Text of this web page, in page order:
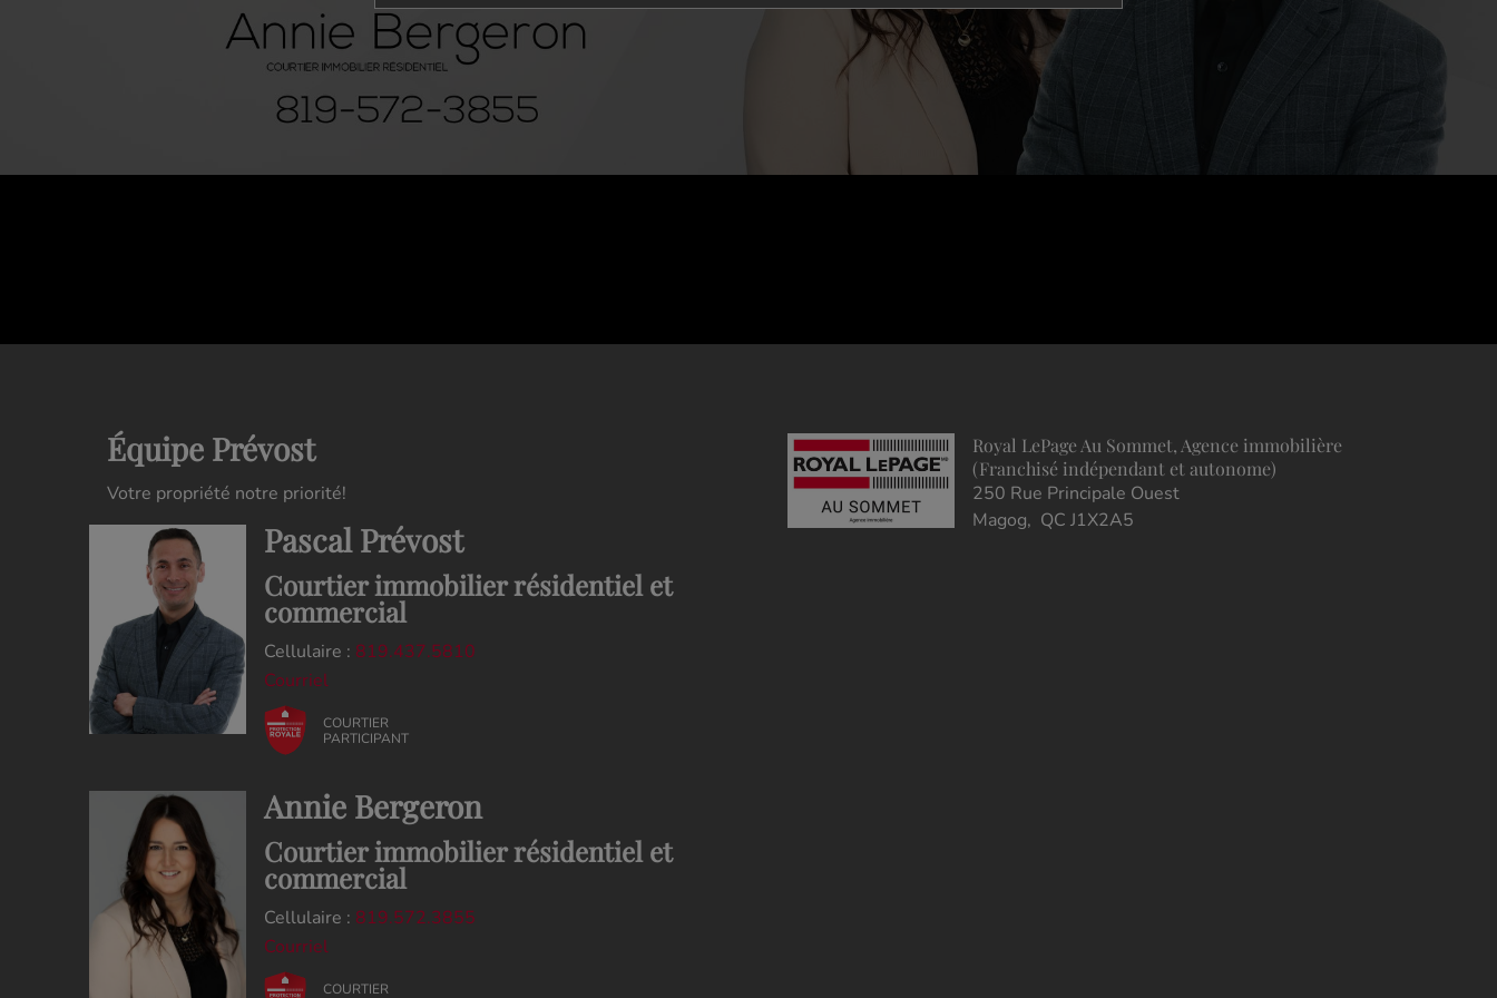
Équipe Prévost
Votre propriété notre priorité!
Pascal Prévost
Courtier immobilier résidentiel et
commercial
Cellulaire : 819.437.5810
Courriel
COURTIER
PARTICIPANT
Annie Bergeron
Courtier immobilier résidentiel et
commercial
Cellulaire : 819.572.3855
Courriel
COURTIER
Royal LePage Au Sommet, Agence immobilière
(Franchisé indépendant et autonome)
250 Rue Principale Ouest
Magog, QC J1X2A5